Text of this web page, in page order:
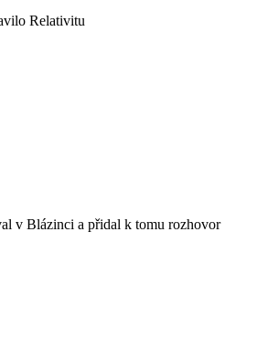
Relativitu
v Blázinci a přidal k tomu rozhovor